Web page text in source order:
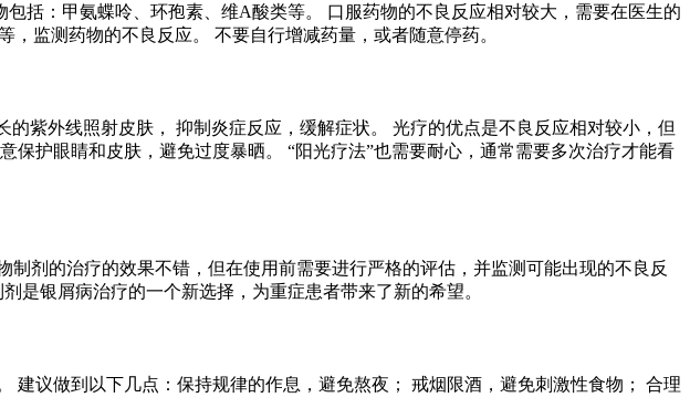
括：甲氨蝶呤、环孢素、维A酸类等。 口服药物的不良反应相对较大，需要在医生的
监测药物的不良反应。 不要自行增减药量，或者随意停药。
紫外线照射皮肤， 抑制炎症反应，缓解症状。 光疗的优点是不良反应相对较小，但
护眼睛和皮肤，避免过度暴晒。 “阳光疗法”也需要耐心，通常需要多次治疗才能看
剂的治疗的效果不错，但在使用前需要进行严格的评估，并监测可能出现的不良反
是银屑病治疗的一个新选择，为重症患者带来了新的希望。
议做到以下几点：保持规律的作息，避免熬夜； 戒烟限酒，避免刺激性食物； 合理